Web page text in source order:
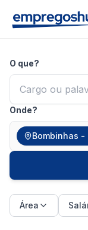
O que?
Onde?
Bombinhas -
Área